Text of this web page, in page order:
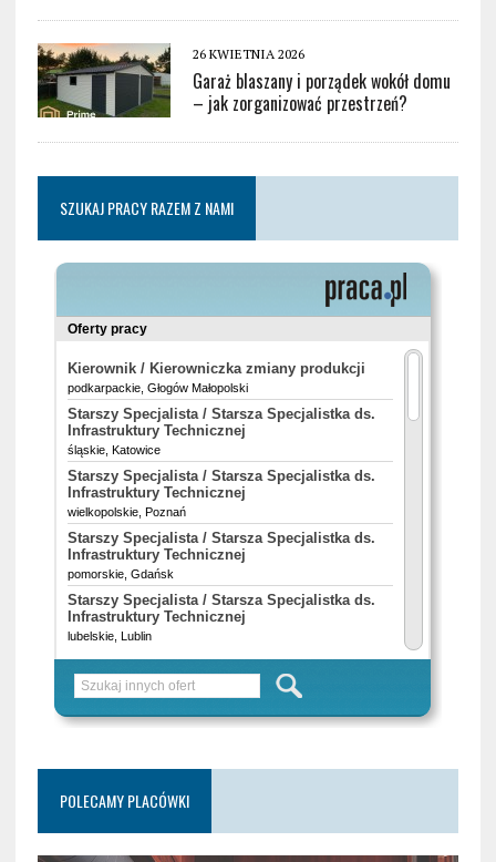
26 KWIETNIA 2026
Garaż blaszany i porządek wokół domu
– jak zorganizować przestrzeń?
SZUKAJ PRACY RAZEM Z NAMI
POLECAMY PLACÓWKI